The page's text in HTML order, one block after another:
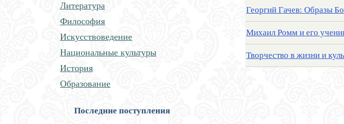
Литература
Философия
Искусствоведение
Национальные культуры
История
Образование
Последние поступления
Георгий Гачев: Образы
Михаил Ромм и его
Творчество в жизни и